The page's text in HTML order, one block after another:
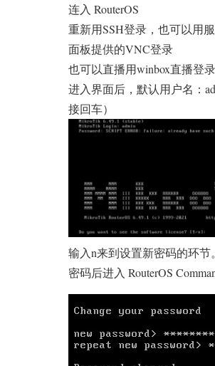
连入 RouterOS
重新用SSH登录，也可以用
面板提供的VNC登录
也可以直播用winbox直播登录
进入界面后，默认用户名：
接回车）
输入n来到设置新密码的环节
密码后进入 RouterOS